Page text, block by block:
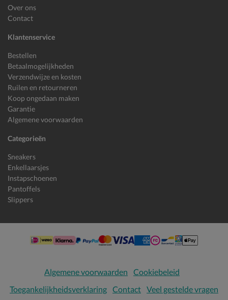
Over ons
Contact
Klantenservice
Bestellen
Betaalmogelijkheden
Verzendwijze en kosten
Ruilen en retourneren
Koop ongedaan maken
Garantie
Algemene voorwaarden
Categorieën
Sneakers
Enkellaarsjes
Instapschoenen
Pantoffels
Slippers
Algemene voorwaarden
Cookiebeleid
Toegankelijkheidsverklaring Contact Veel gestelde vragen